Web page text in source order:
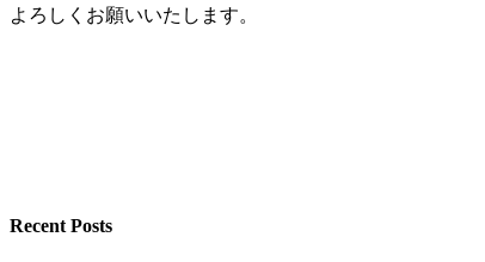
よろしくお願いいたします。
Recent Posts